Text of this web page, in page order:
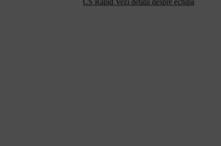
CS Rapid Vezi detalii despre echipă